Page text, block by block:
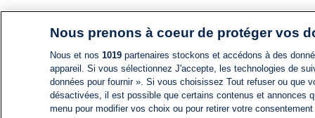
Nous prenons à coeur de protéger vos
Nous et nos 1019partenaires stockons et accédons à des
appareil. Si vous sélectionnez J'accepte, les technologies de
données pour fournir ». Si vous choisissez Tout refuser ou
désactivées, il est possible que certains contenus et annonces
menu pour modifier vos choix ou pour retirer votre